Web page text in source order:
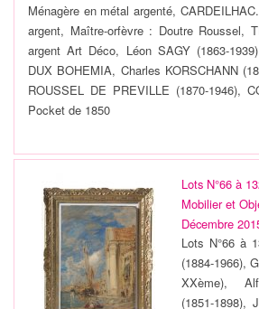
Ménagère en métal argenté,
argent, Maître-orfèvre : Doutre Roussel,
argent Art Déco, Léon SAGY (1863-
DUX BOHEMIA, Charles KORSCHANN
ROUSSEL DE PREVILLE (1870-1946),
Pocket de 1850
Lots N°66 à
Mobilier et
Décembre
Lots N°66 à
(1884-1966),
XXème),
(1851-1898),